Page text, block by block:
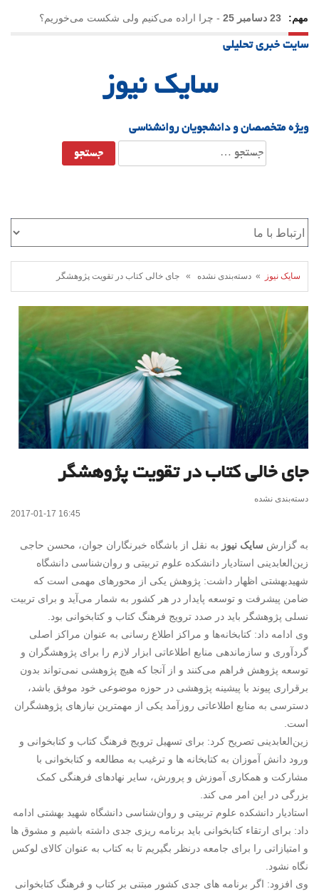
مهم: 23 دسامبر 25 - چرا اراده می‌کنیم ولی شکست می‌خوریم؟
21 دسامبر 25
سایت خبری تحلیلی
سایک نیوز
ویژه متخصصان و دانشجویان روانشناسی
جستجو
برای:
سایک نیوز » دسته‌بندی نشده » جای خالی کتاب در تقویت پژوهشگر
جای خالی کتاب در تقویت پژوهشگر
دسته‌بندی نشده
2017-01-17 16:45
به گزارش سایک نیوز به نقل از باشگاه خبرنگاران جوان، محسن حاجی
زین‌العابدینی استادیار دانشکده علوم تربیتی و روان‌شناسی دانشگاه
شهیدبهشتی اظهار داشت: پژوهش یکی از محورهای مهمی است که
ضامن پیشرفت و توسعه پایدار در هر کشور به شمار می‌آید و برای تربیت
نسلی پژوهشگر باید در صدد ترویج فرهنگ کتاب و کتابخوانی بود.
وی ادامه داد: کتابخانه‌ها و مراکز اطلاع رسانی به عنوان مراکز اصلی
گردآوری و سازماندهی منابع اطلاعاتی ابزار لازم را برای پژوهشگران و
توسعه پژوهش فراهم می‌کنند و از آنجا که هیچ پژوهشی نمی‌تواند بدون
برقراری پیوند با پیشینه پژوهشی در حوزه موضوعی خود موفق باشد،
دسترسی به منابع اطلاعاتی روزآمد یکی از مهمترین نیازهای پژوهشگران
است.
زین‌العابدینی تصریح کرد: برای تسهیل ترویج فرهنگ کتاب و کتابخوانی و
ورود دانش آموزان به کتابخانه ها و ترغیب به مطالعه و کتابخوانی با
مشارکت و همکاری آموزش و پرورش، سایر نهادهای فرهنگی کمک
بزرگی در این امر می کند.
استادیار دانشکده علوم تربیتی و روان‌شناسی دانشگاه شهید بهشتی ادامه
داد: برای ارتقاء کتابخوانی باید برنامه ریزی جدی داشته باشیم و مشوق ها
و امتیازاتی را برای جامعه درنظر بگیریم تا به کتاب به عنوان کالای لوکس
نگاه نشود.
وی افزود: اگر برنامه های جدی کشور مبتنی بر کتاب و فرهنگ کتابخوانی